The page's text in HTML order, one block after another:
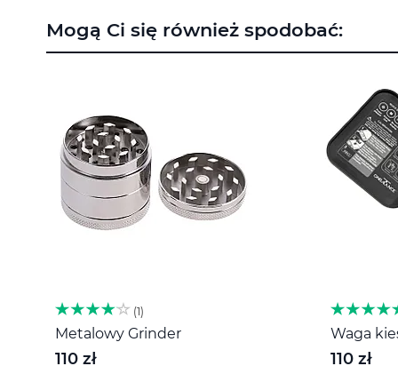
początek
galerii
Mogą Ci się również spodobać:
1
Metalowy Grinder
110 zł
Waga
110 zł